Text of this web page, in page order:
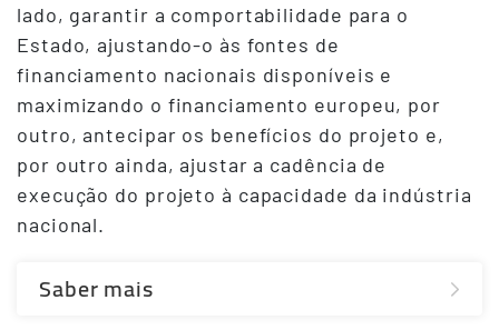
lado, garantir a comportabilidade para o
Estado, ajustando-o às fontes de
financiamento nacionais disponíveis e
maximizando o financiamento europeu, por
outro, antecipar os benefícios do projeto e,
por outro ainda, ajustar a cadência de
execução do projeto à capacidade da indústria
nacional.
Saber mais